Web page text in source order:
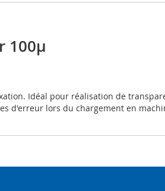
100µ
Idéal pour réalisation de
d'erreur lors du chargement en